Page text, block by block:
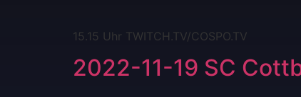
15.15 Uhr TWITCH.TV/COSPO.TV
2022-11-19 SC